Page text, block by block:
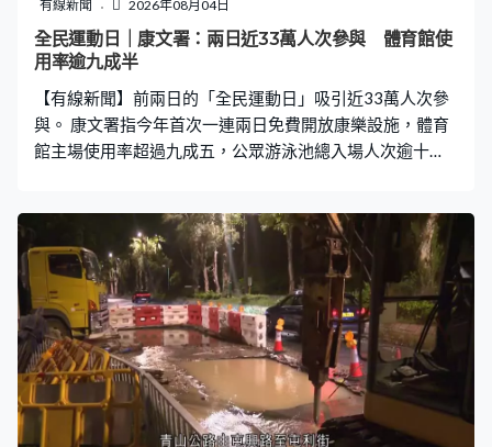
景。」 賽事來到第23屆，以服裝還原度及舞台表演等多項
準則評分，考驗參賽者的精湛工藝與演技。
有線新聞 2026年08月04日
全民運動日｜康文署：兩日近33萬人次參與 體育館使
用率逾九成半
【有線新聞】前兩日的「全民運動日」吸引近33萬人次參
與。 康文署指今年首次一連兩日免費開放康樂設施，體育
館主場使用率超過九成五，公眾游泳池總入場人次逾十